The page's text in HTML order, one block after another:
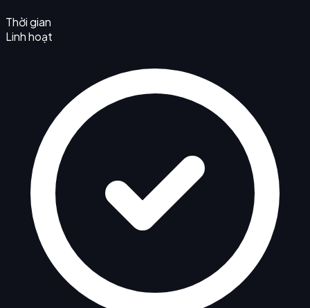
Thời gian
Linh hoạt